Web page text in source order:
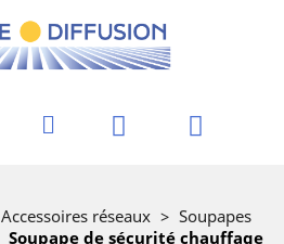
Accessoires réseaux > Soupapes
Soupape de sécurité chauffage